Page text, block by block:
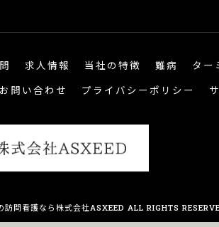
求人情報 当社の特徴 難病 ター
お問い合わせ プライバシーポリシー
問看護なら株式会社ASXEED ALL RIGHTS